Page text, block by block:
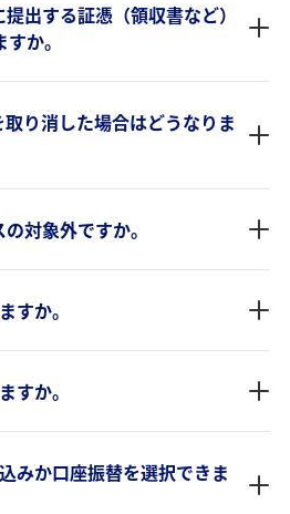
出する証憑（領収書など）
か。
り消した場合はどうなりま
対象外ですか。
すか。
すか。
みか口座振替を選択できま